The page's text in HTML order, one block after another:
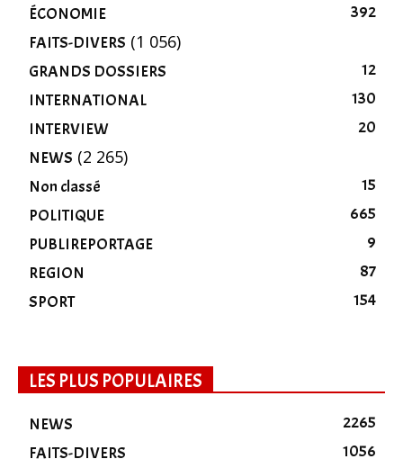
ÉCONOMIE
392
FAITS-DIVERS (1 056)
GRANDS DOSSIERS
12
INTERNATIONAL
130
INTERVIEW
20
NEWS (2 265)
Non classé
15
POLITIQUE
665
PUBLIREPORTAGE
9
REGION
87
SPORT
154
LES PLUS POPULAIRES
NEWS
2265
FAITS-DIVERS
1056